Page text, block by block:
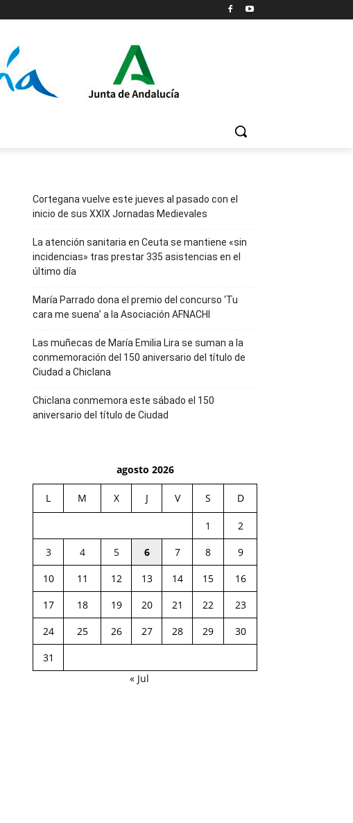
Cortegana vuelve este jueves al pasado con el
inicio de sus XXIX Jornadas Medievales
La atención sanitaria en Ceuta se mantiene «sin
incidencias» tras prestar 335 asistencias en el
último día
María Parrado dona el premio del concurso ‘Tu
cara me suena’ a la Asociación AFNACHI
Las muñecas de María Emilia Lira se suman a la
conmemoración del 150 aniversario del título de
Ciudad a Chiclana
Chiclana conmemora este sábado el 150
aniversario del título de Ciudad
agosto 2026
L M X J V S D
1
2
3
4 5 6 7 8
9
10
11 12 13 14 15
16
17
18 19 20 21 22
23
24
25 26 27 28 29
30
31
« Jul